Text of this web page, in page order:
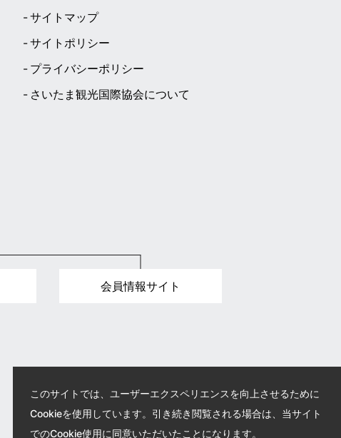
サイトマップ
サイトポリシー
プライバシーポリシー
さいたま観光国際協会について
会員情報サイト
このサイトでは、ユーザーエクスペリエンスを向上させるために
Cookieを使用しています。引き続き閲覧される場合は、当サイト
でのCookie使用に同意いただいたことになります。